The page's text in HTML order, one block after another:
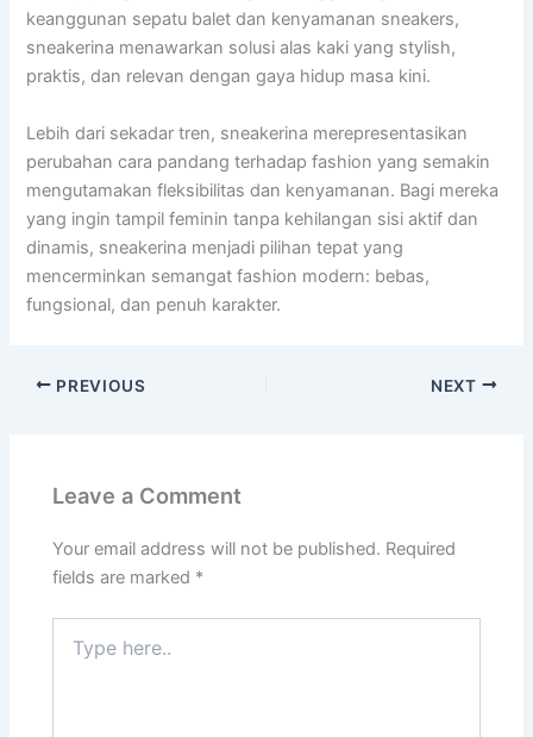
keanggunan sepatu balet dan kenyamanan sneakers,
sneakerina menawarkan solusi alas kaki yang stylish,
praktis, dan relevan dengan gaya hidup masa kini.
Lebih dari sekadar tren, sneakerina merepresentasikan
perubahan cara pandang terhadap fashion yang semakin
mengutamakan fleksibilitas dan kenyamanan. Bagi mereka
yang ingin tampil feminin tanpa kehilangan sisi aktif dan
dinamis, sneakerina menjadi pilihan tepat yang
mencerminkan semangat fashion modern: bebas,
fungsional, dan penuh karakter.
PREVIOUS NEXT
Leave a Comment
Your email address will not be published. Required
fields are marked *
here..